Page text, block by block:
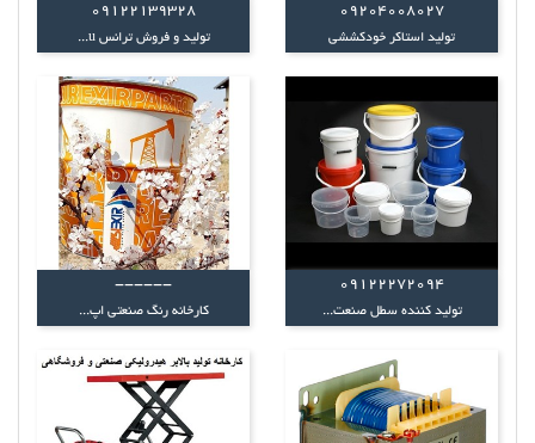
09204008027
تولید استاکر خودکششی
09122139328
تولید و فروش ترانس u...
09122272094
تولید کننده سطل صنعت...
------
کارخانه رنگ صنعتی اپ...